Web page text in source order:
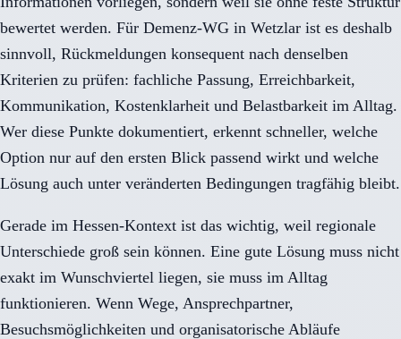
bewertet werden. Für Demenz-WG in Wetzlar ist es deshalb
sinnvoll, Rückmeldungen konsequent nach denselben
Kriterien zu prüfen: fachliche Passung, Erreichbarkeit,
Kommunikation, Kostenklarheit und Belastbarkeit im Alltag.
Wer diese Punkte dokumentiert, erkennt schneller, welche
Option nur auf den ersten Blick passend wirkt und welche
Lösung auch unter veränderten Bedingungen tragfähig bleibt.
Gerade im Hessen-Kontext ist das wichtig, weil regionale
Unterschiede groß sein können. Eine gute Lösung muss nicht
exakt im Wunschviertel liegen, sie muss im Alltag
funktionieren. Wenn Wege, Ansprechpartner,
Besuchsmöglichkeiten und organisatorische Abläufe